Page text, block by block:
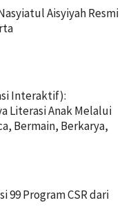
Aisyiyah Resmi
Interaktif):
Literasi Anak Melalui
Bermain, Berkarya,
99 Program CSR dari